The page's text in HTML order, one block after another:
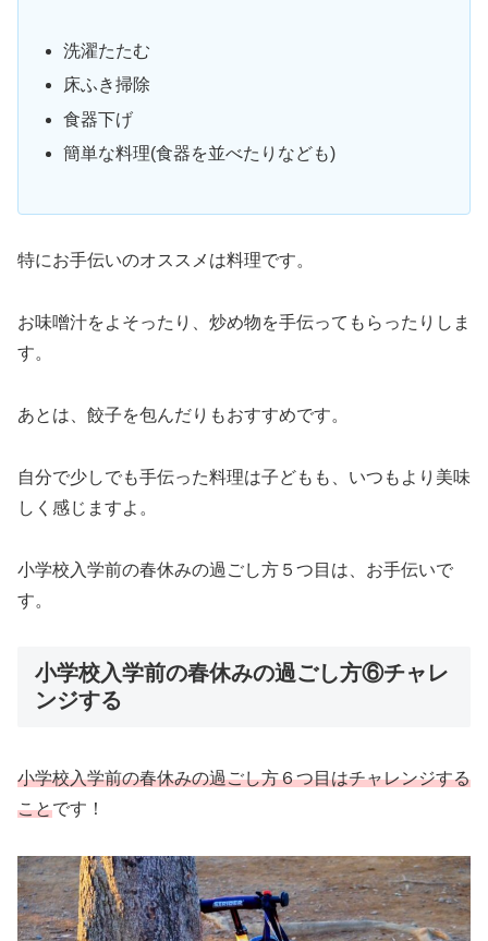
洗濯たたむ
床ふき掃除
食器下げ
簡単な料理(食器を並べたりなども)
特にお手伝いのオススメは料理です。
お味噌汁をよそったり、炒め物を手伝ってもらったりしま
す。
あとは、餃子を包んだりもおすすめです。
自分で少しでも手伝った料理は子どもも、いつもより美味
しく感じますよ。
小学校入学前の春休みの過ごし方５つ目は、お手伝いで
す。
小学校入学前の春休みの過ごし方⑥チャレ
ンジする
小学校入学前の春休みの過ごし方６つ目はチャレンジする
ことです！